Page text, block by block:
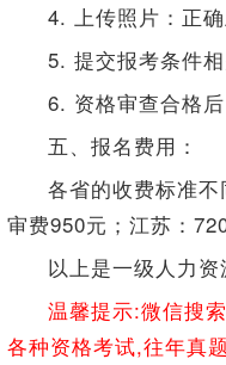
4. 上传照片：正
5. 提交报考条件
6. 资格审查合格后
五、报名费用：
各省的收费标准
审费950元；江苏：720
以上是一级人力
温馨提示:微信搜
各种资格考试,往年真